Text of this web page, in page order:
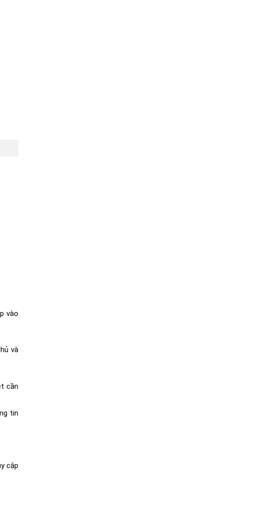
vào
và
cần
tin
cập